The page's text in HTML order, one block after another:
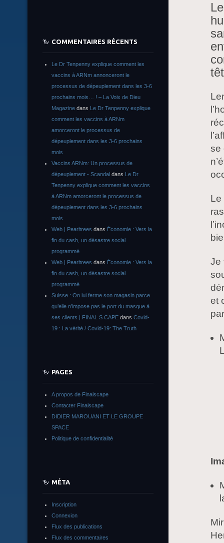
se
Le
Je
et
COMMENTAIRES RÉCENTS
Le Dr Tenpenny explique comment les
vaccins à ARNm annonceront le
processus de dépeuplement dans les 3-6
prochains mois… ! – La Voix de Dieu
Magazine dans Le Dr Tenpenny explique
comment les vaccins à ARNm
amorceront le processus de
dépeuplement dans les 3-6 prochains
mois
Vaccins ARNm: Un processus de
dépeuplement - Scandal dans Le Dr
Tenpenny explique comment les vaccins
à ARNm amorceront le processus de
dépeuplement dans les 3-6 prochains
mois
Web | Pearltrees dans Économie : Vers la
fin du cash, un désastre social
programmé
Web | Pearltrees dans Économie : Vers la
fin du cash, un désastre social
programmé
Suisse : On lui ferme son magasin parce
qu’elle n’impose pas le port du masque à
ses clients | FINAL S CAPE dans Covid-
19 : La vérité / Covid-19: The Truth
PAGES
A propos de Finalscape
Contacter Finalscape
DIDIER MAROUANI ET LE GROUPE
SPACE
Politique de confidentialité
MÉTA
Inscription
Connexion
Flux des publications
Flux des commentaires